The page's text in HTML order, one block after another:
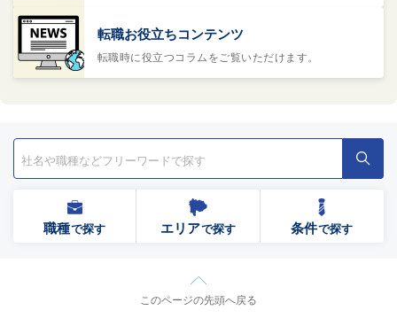
転職お役立ちコンテンツ
転職時に役立つコラムをご覧いただけます。
職種で探す エリアで探す 条件で探す
このページの先頭へ戻る